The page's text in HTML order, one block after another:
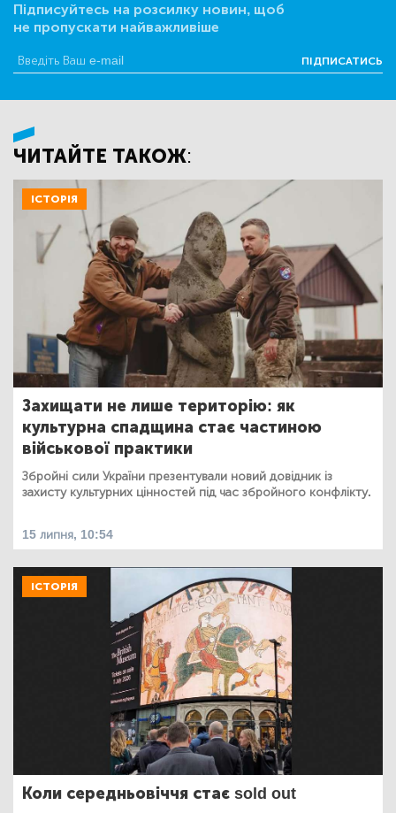
Підписуйтесь на розсилку новин, щоб
не пропускати найважливіше
ПІДПИСАТИСЬ
ЧИТАЙТЕ ТАКОЖ:
ІСТОРІЯ
Захищати не лише територію: як
культурна спадщина стає частиною
військової практики
Збройні сили України презентували новий довідник із
захисту культурних цінностей під час збройного конфлікту.
15 липня, 10:54
ІСТОРІЯ
Коли середньовіччя стає sold out